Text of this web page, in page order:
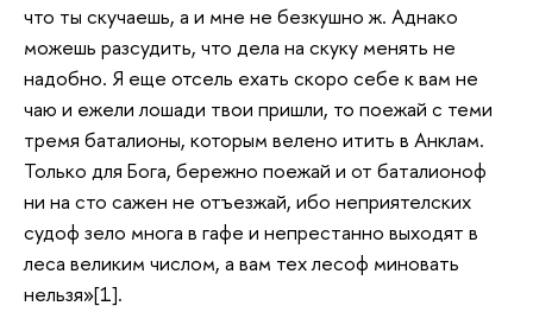
что ты скучаешь, а и мне не безкушно ж. Аднако
можешь разсудить, что дела на скуку менять не
надобно. Я еще отсель ехать скоро себе к вам не
чаю и ежели лошади твои пришли, то поежай с теми
тремя баталионы, которым велено итить в Анклам.
Только для Бога, бережно поежай и от баталионоф
ни на сто сажен не отъезжай, ибо неприятелских
судоф зело многа в гафе и непрестанно выходят в
леса великим числом, а вам тех лесоф миновать
нельзя»[1].